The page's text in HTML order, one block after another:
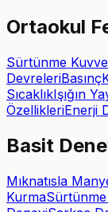
Ortaokul
Sürtünme
DevreleriBasınç
SıcaklıkIşığın
ÖzellikleriEnerji
Basit
Mıknatısla
Kurma